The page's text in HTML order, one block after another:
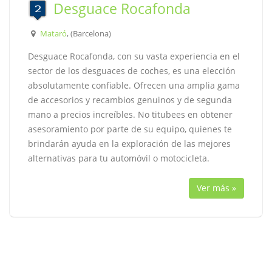
Desguace Rocafonda
Mataró, (Barcelona)
Desguace Rocafonda, con su vasta experiencia en el
sector de los desguaces de coches, es una elección
absolutamente confiable. Ofrecen una amplia gama
de accesorios y recambios genuinos y de segunda
mano a precios increíbles. No titubees en obtener
asesoramiento por parte de su equipo, quienes te
brindarán ayuda en la exploración de las mejores
alternativas para tu automóvil o motocicleta.
Ver más »